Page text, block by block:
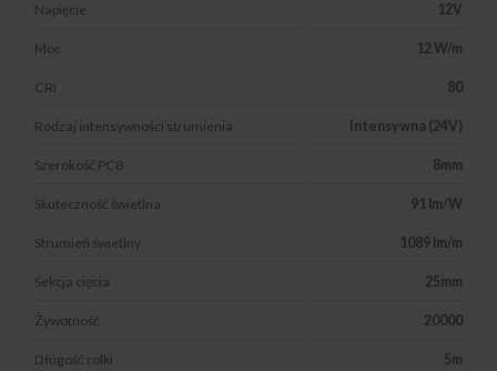
Napięcie 12V
Moc 12 W/m
CRI 80
Rodzaj intensywności strumienia Intensywna (24V)
Szerokość PCB 8mm
Skuteczność świetlna 91 lm/W
Strumień świetlny 1089 lm/m
Sekcja cięcia 25mm
Żywotność 20000
Długość rolki 5m